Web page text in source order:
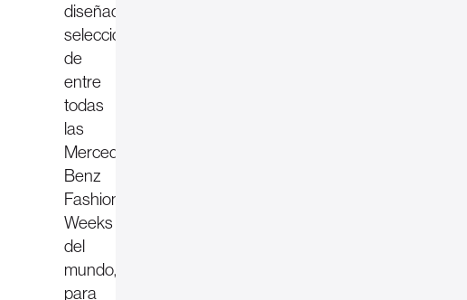
diseñadores
seleccionados
de
entre
todas
las
Mercedes-
Benz
Fashion
Weeks
del
mundo,
para